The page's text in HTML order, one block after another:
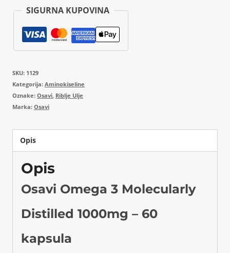
SIGURNA KUPOVINA
SKU: 1129
Kategorija: Aminokiseline
Oznake: Osavi, Riblje Ulje
Marka: Osavi
Opis
Opis
Osavi Omega 3 Molecularly
Distilled 1000mg – 60
kapsula